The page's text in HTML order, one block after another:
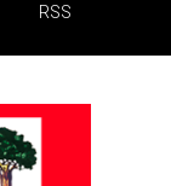
RSS